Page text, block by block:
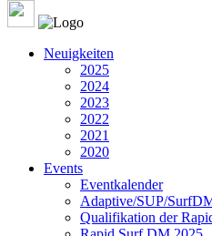
Neuigkeiten
2025
2024
2023
2022
2021
2020
Events
Eventkalender
Adaptive/SUP/
Qualifikation der